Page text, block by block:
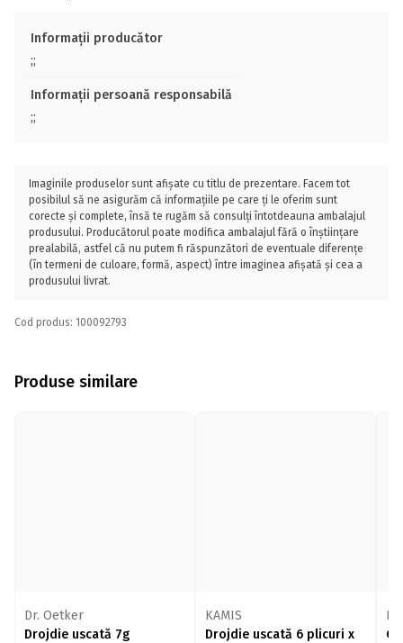
Informații producător
;;
Informații persoană responsabilă
;;
Imaginile produselor sunt afișate cu titlu de prezentare. Facem tot
posibilul să ne asigurăm că informațiile pe care ți le oferim sunt
corecte și complete, însă te rugăm să consulți întotdeauna ambalajul
produsului. Producătorul poate modifica ambalajul fără o înștiințare
prealabilă, astfel că nu putem fi răspunzători de eventuale diferențe
(în termeni de culoare, formă, aspect) între imaginea afișată și cea a
produsului livrat.
Cod produs: 100092793
Produse similare
Dr. Oetker
Drojdie uscată 7g
KAMIS
Drojdie uscată 6 plicuri x